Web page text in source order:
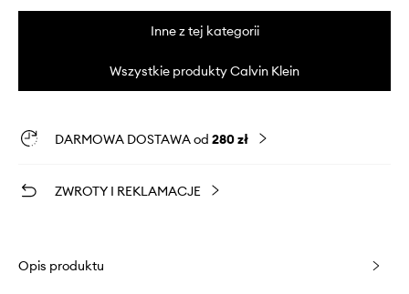
Inne z tej kategorii
Wszystkie produkty Calvin Klein
DARMOWA DOSTAWA od 280 zł
ZWROTY I REKLAMACJE
Opis produktu